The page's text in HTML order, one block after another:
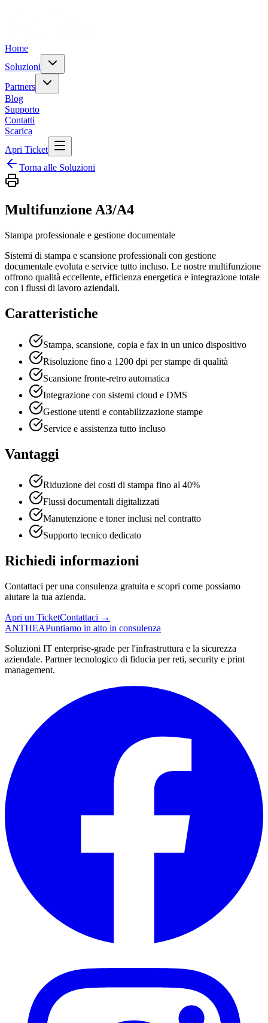
Home
Soluzioni
Partners
Blog
Supporto
Contatti
Scarica
Apri Ticket
Torna alle Soluzioni
Multifunzione A3/A4
Stampa professionale e gestione documentale
Sistemi di stampa e scansione professionali con gestione
documentale evoluta e service tutto incluso. Le nostre multifunzione
offrono qualità eccellente, efficienza energetica e integrazione totale
con i flussi di lavoro aziendali.
Caratteristiche
Stampa, scansione, copia e fax in un unico dispositivo
Risoluzione fino a 1200 dpi per stampe di qualità
Scansione fronte-retro automatica
Integrazione con sistemi cloud e DMS
Gestione utenti e contabilizzazione stampe
Service e assistenza tutto incluso
Vantaggi
Riduzione dei costi di stampa fino al 40%
Flussi documentali digitalizzati
Manutenzione e toner inclusi nel contratto
Supporto tecnico dedicato
Richiedi informazioni
Contattaci per una consulenza gratuita e scopri come possiamo
aiutare la tua azienda.
Apri un TicketContattaci →
ANTHEAPuntiamo in alto in consulenza
Soluzioni IT enterprise-grade per l'infrastruttura e la sicurezza
aziendale. Partner tecnologico di fiducia per reti, security e print
management.